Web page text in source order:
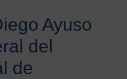
Ayuso
del
de